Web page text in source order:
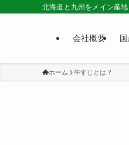
北海道と九州をメイン産
会社概要
ホーム 牛すじとは？